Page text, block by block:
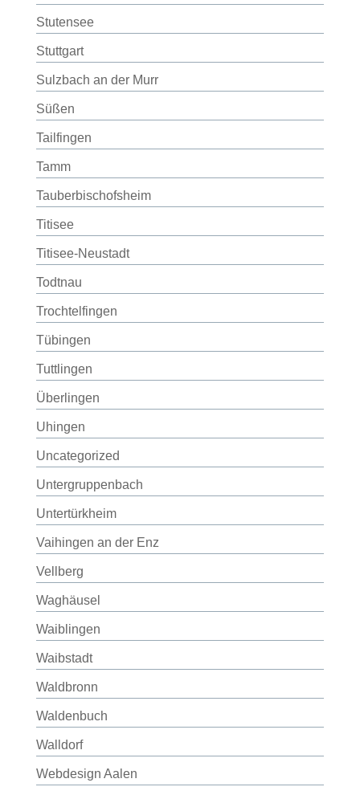
Stutensee
Stuttgart
Sulzbach an der Murr
Süßen
Tailfingen
Tamm
Tauberbischofsheim
Titisee
Titisee-Neustadt
Todtnau
Trochtelfingen
Tübingen
Tuttlingen
Überlingen
Uhingen
Uncategorized
Untergruppenbach
Untertürkheim
Vaihingen an der Enz
Vellberg
Waghäusel
Waiblingen
Waibstadt
Waldbronn
Waldenbuch
Walldorf
Webdesign Aalen